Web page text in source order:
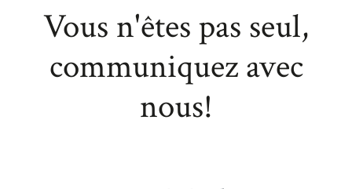
Vous n'êtes pas seul,
communiquez avec
nous!